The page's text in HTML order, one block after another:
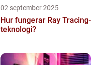
02 september 2025
Hur fungerar Ray Tracing-
teknologi?